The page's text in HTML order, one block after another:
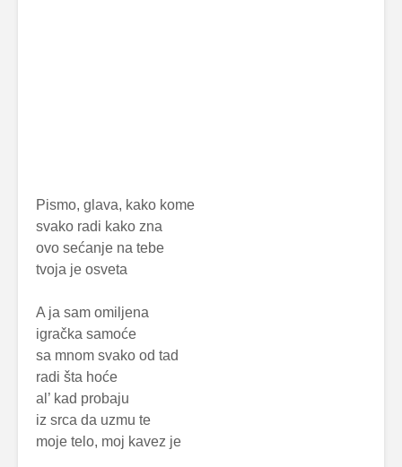
Pismo, glava, kako kome
svako radi kako zna
ovo sećanje na tebe
tvoja je osveta
A ja sam omiljena
igračka samoće
sa mnom svako od tad
radi šta hoće
al’ kad probaju
iz srca da uzmu te
moje telo, moj kavez je